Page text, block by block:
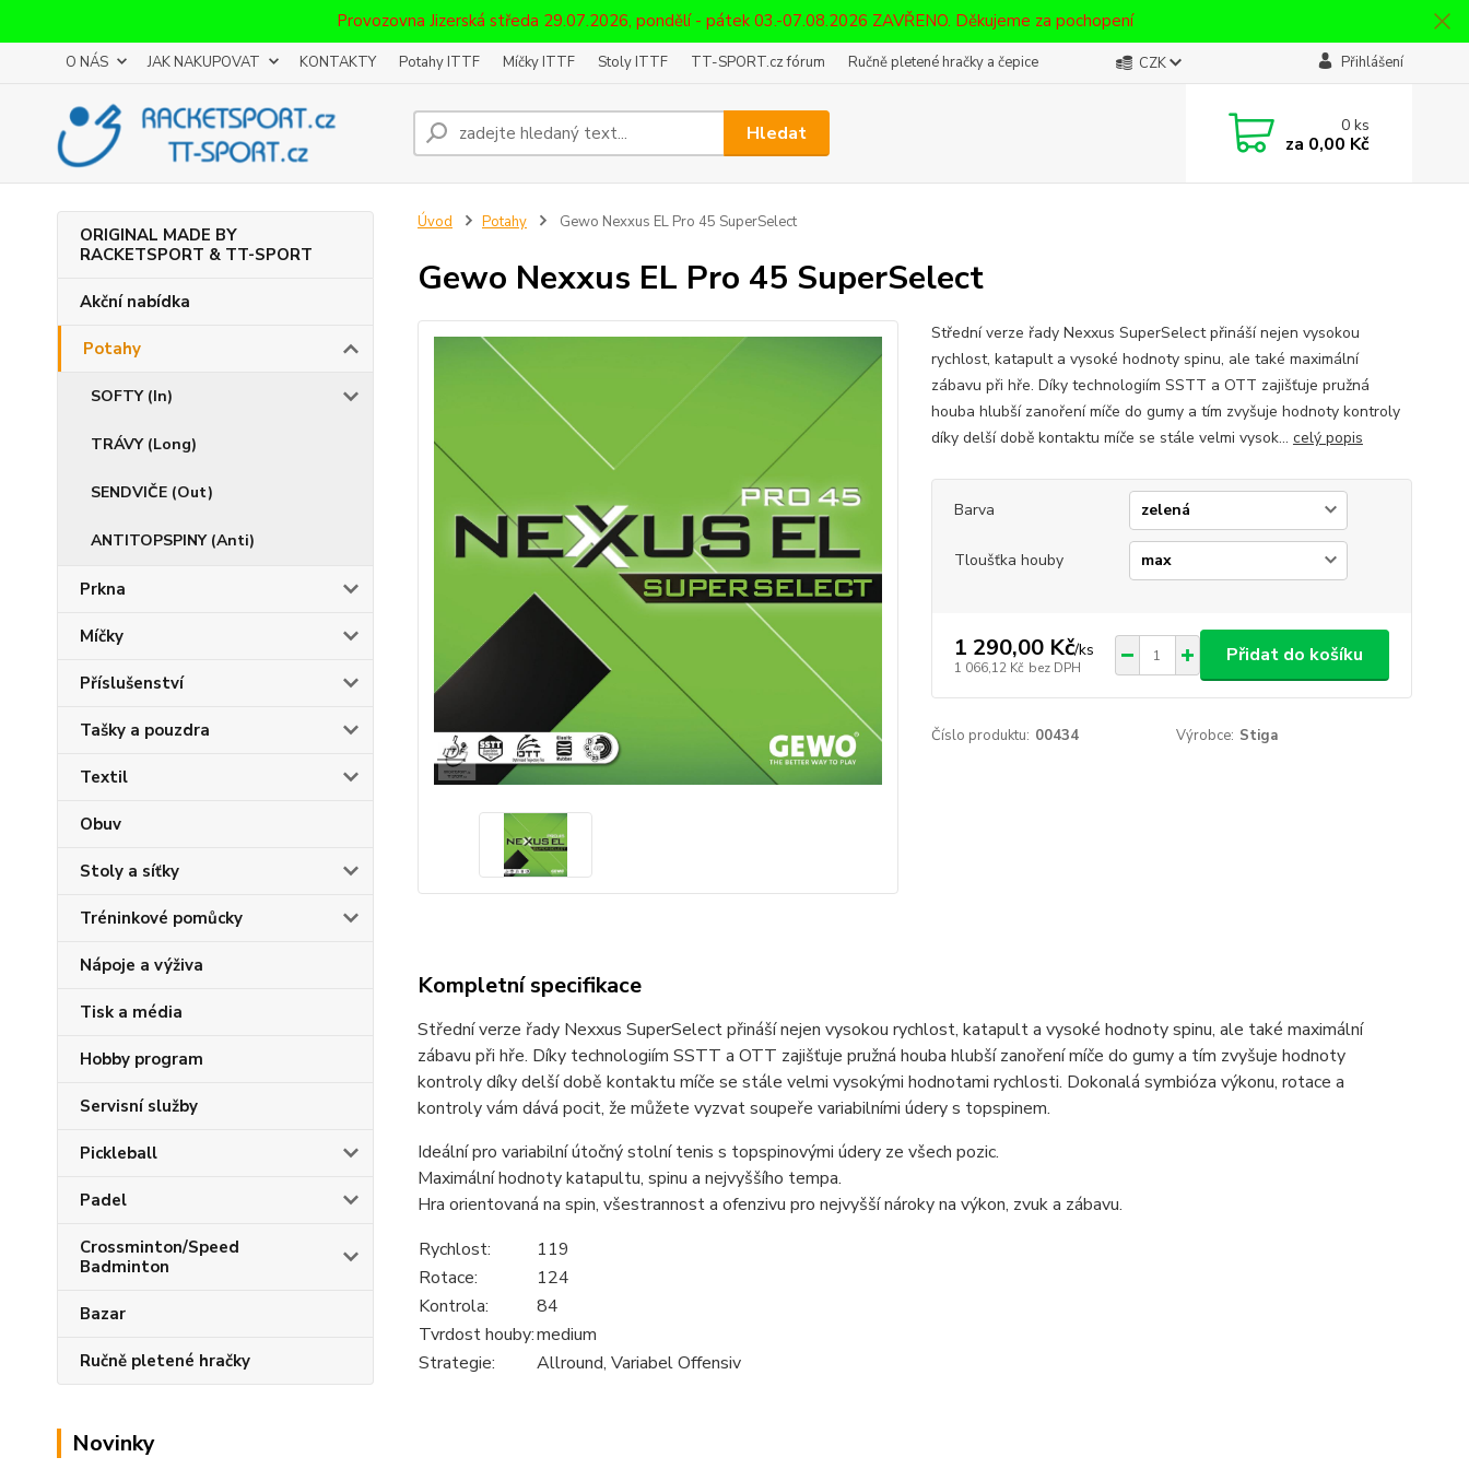
Provozovna Jizerská středa 29.07.2026, pondělí - pátek 03.-07.08.2026 ZAVŘENO. Děkujeme za pochopení
O NÁS JAK NAKUPOVAT KONTAKTY Potahy ITTF Míčky ITTF Stoly ITTF TT-SPORT.cz fórum Ručně pletené hračky a čepice CZK Přihlášení
Hledat 0ks
za 0,00 Kč
ORIGINAL MADE BY
RACKETSPORT & TT-SPORT
Akční nabídka
Potahy
SOFTY (In)
TRÁVY (Long)
SENDVIČE (Out)
ANTITOPSPINY (Anti)
Prkna
Míčky
Příslušenství
Tašky a pouzdra
Textil
Obuv
Stoly a síťky
Tréninkové pomůcky
Nápoje a výživa
Tisk a média
Hobby program
Servisní služby
Pickleball
Padel
Crossminton/Speed
Badminton
Bazar
Ručně pletené hračky
Novinky
Úvod Potahy Gewo Nexxus EL Pro 45 SuperSelect
Gewo Nexxus EL Pro 45 SuperSelect
Střední verze řady Nexxus SuperSelect přináší nejen vysokou
rychlost, katapult a vysoké hodnoty spinu, ale také maximální
zábavu při hře. Díky technologiím SSTT a OTT zajišťuje pružná
houba hlubší zanoření míče do gumy a tím zvyšuje hodnoty kontroly
díky delší době kontaktu míče se stále velmi vysok... celý popis
Barva
Tloušťka houby
1 290,00 Kč/ks
1 066,12 Kč bez DPH
Přidat do košíku
Číslo produktu: 00434 Výrobce: Stiga
Kompletní specifikace
Střední verze řady Nexxus SuperSelect přináší nejen vysokou rychlost, katapult a vysoké hodnoty spinu, ale také maximální
zábavu při hře. Díky technologiím SSTT a OTT zajišťuje pružná houba hlubší zanoření míče do gumy a tím zvyšuje hodnoty
kontroly díky delší době kontaktu míče se stále velmi vysokými hodnotami rychlosti. Dokonalá symbióza výkonu, rotace a
kontroly vám dává pocit, že můžete vyzvat soupeře variabilními údery s topspinem.
Ideální pro variabilní útočný stolní tenis s topspinovými údery ze všech pozic.
Maximální hodnoty katapultu, spinu a nejvyššího tempa.
Hra orientovaná na spin, všestrannost a ofenzivu pro nejvyšší nároky na výkon, zvuk a zábavu.
Rychlost:
119
Rotace:
124
Kontrola:
84
Tvrdost houby:medium
Strategie:
Allround, Variabel Offensiv